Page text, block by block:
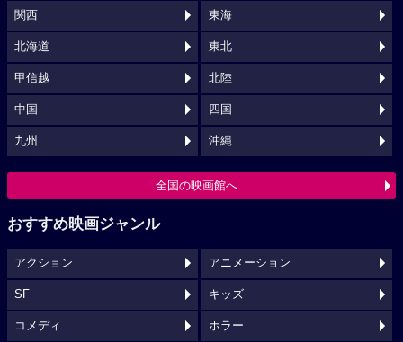
関西 東海
北海道 東北
甲信越 北陸
中国 四国
九州 沖縄
全国の映画館へ
おすすめ映画ジャンル
アクション アニメーション
SF キッズ
コメディ ホラー